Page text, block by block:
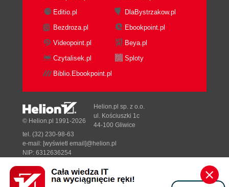
Editio.pl
DlaBystrzakow.pl
Bezdroza.pl
Ebookpoint.pl
Videopoint.pl
Beya.pl
Czytalisek.pl
Sploty
Biblio.Ebookpoint.pl
Designed with ♥ byTonik.pl
© Helion.pl 1991-2026
Helion.pl sp. z o.o.
ul. Kościuszki 1c
44-100 Gliwice
tel. (32) 230-98-63
e-mail: [wyświetl email]@helion.pl
NIP: 6312636254